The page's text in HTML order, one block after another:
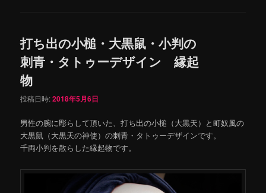
打ち出の小槌・大黒鼠・小判の
刺青・タトゥーデザイン 縁起
物
投稿日時:2018年5月6日
男性の腕に彫らして頂いた、打ち出の小槌（大黒天）と町奴風の
大黒鼠（大黒天の神使）の刺青・タトゥーデザインです。
千両小判を散らした縁起物です。